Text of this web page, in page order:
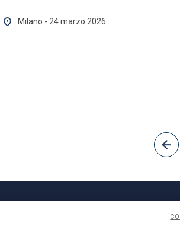
Milano - 24 marzo 2026